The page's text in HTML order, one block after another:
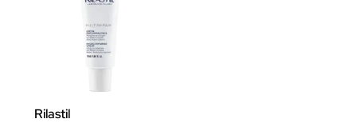
Rilastil